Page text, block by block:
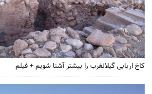
کاخ اربابی گیلانغرب را بیشتر آشنا شویم + فیلم